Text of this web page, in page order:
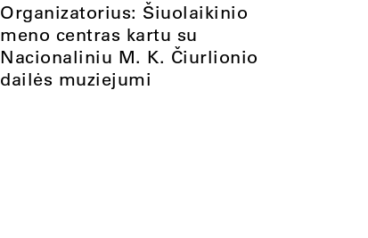
Organizatorius: Šiuolaikinio
meno centras kartu su
Nacionaliniu M. K. Čiurlionio
dailės muziejumi